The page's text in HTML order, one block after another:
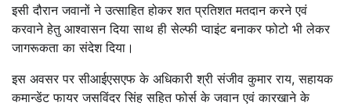
इसी दौरान जवानों ने उत्साहित होकर शत प्रतिशत मतदान करने एवं
करवाने हेतु आश्वासन दिया साथ ही सेल्फी प्वाइंट बनाकर फोटो भी लेकर
जागरूकता का संदेश दिया।
इस अवसर पर सीआईएसएफ के अधिकारी श्री संजीव कुमार राय, सहायक
कमान्डेंट फायर जसविंदर सिंह सहित फोर्स के जवान एवं कारखाने के